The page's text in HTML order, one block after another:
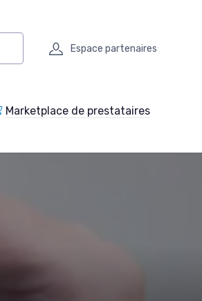
Espace partenaires
Marketplace de prestataires